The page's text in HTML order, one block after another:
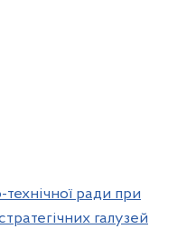
ради при
галузей